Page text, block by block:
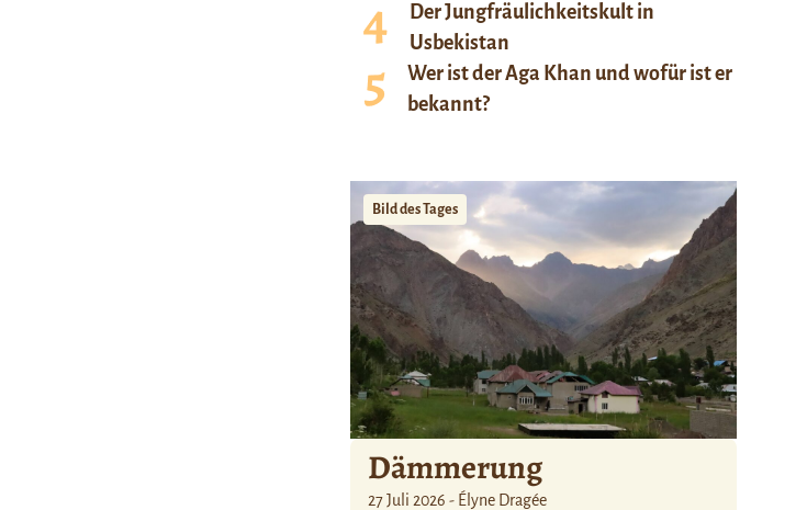
Der Jungfräulichkeitskult in
Usbekistan
Wer ist der Aga Khan und wofür ist er
bekannt?
Bild des Tages
Dämmerung
27 Juli 2026 - Élyne Dragée